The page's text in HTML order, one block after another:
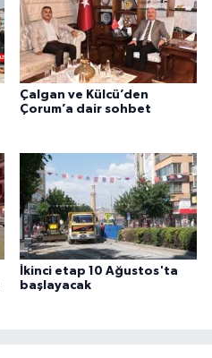
Çalgan ve Külcü’den
Çorum’a dair sohbet
İkinci etap 10 Ağustos'ta
başlayacak